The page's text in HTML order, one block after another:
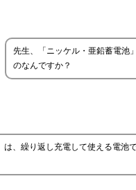
先生、「ニッケル・亜鉛蓄電池
のなんですか？
、繰り返し充電して使える電